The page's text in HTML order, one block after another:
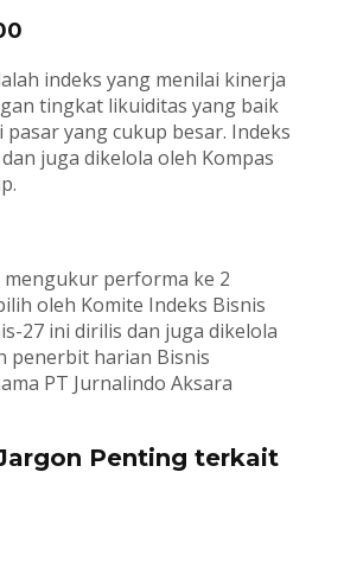
indeks yang menilai kinerja
tingkat likuiditas yang baik
yang cukup besar. Indeks
juga dikelola oleh Kompas
mengukur performa ke 2
oleh Komite Indeks Bisnis
27 ini dirilis dan juga dikelola
penerbit harian Bisnis
PT Jurnalindo Aksara
Penting terkait